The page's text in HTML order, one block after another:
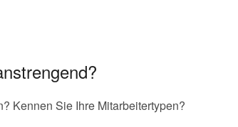
Kennen Sie Ihre Mitarbeitertypen?